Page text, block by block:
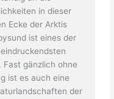
in dieser
Ecke der Arktis
ist eines der
Fast gänzlich ohne
ist es auch eine
der